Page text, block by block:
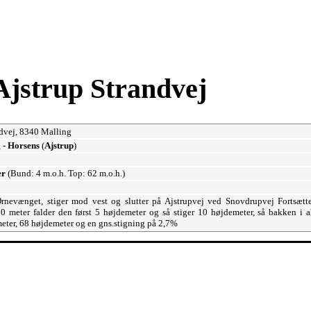
Strandvej
8340 Malling
Horsens (Ajstrup)
(Bund: 4 m.o.h. Top: 62 m.o.h.)
stiger mod vest og slutter på Ajstrupvej ved Snovdrupvej
meter falder den først 5 højdemeter og så stiger 10 højdemeter, så bakken i
68 højdemeter og en gns.stigning på 2,7%